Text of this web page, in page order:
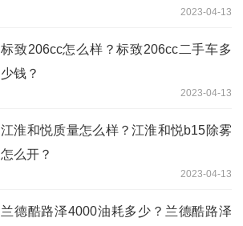
2023-04-13
标致206cc怎么样？标致206cc二手车多
少钱？
2023-04-13
江淮和悦质量怎么样？江淮和悦b15除雾
怎么开？
2023-04-13
兰德酷路泽4000油耗多少？兰德酷路泽